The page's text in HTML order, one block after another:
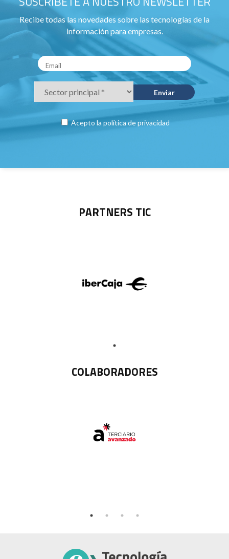
Recibe todas las novedades sobre las tecnologías de la
información para empresas.
Acepto la política de privacidad
PARTNERS TIC
COLABORADORES